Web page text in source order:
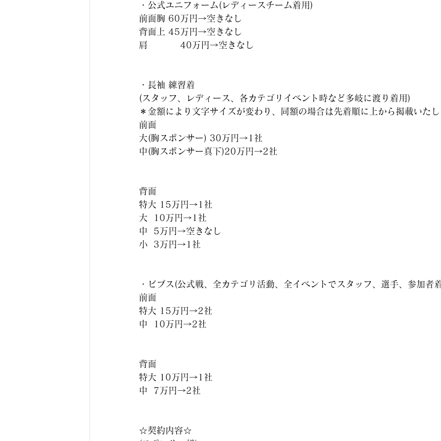
・公式ユニフォーム(レディースチーム着用)
前面胸 60万円→空きなし
背面上 45万円→空きなし
肩           40万円→空きなし
・長袖 練習着
(スタッフ、レディース、各カテゴリイベント時など多岐に渡り着用)
＊金額により文字サイズが変わり、同額の場合は先着順に上から掲載いた
前面
大(胸スポンサー) 30万円→1社
中(胸スポンサー真下)20万円→2社
背面
特大 15万円→1社
大  10万円→1社
中  5万円→空きなし
小  3万円→1社
・ビブス(公式戦、全カテゴリ活動、全イベントでスタッフ、選手、参加者
前面
特大 15万円→2社
中  10万円→2社
背面
特大 10万円→1社
中  7万円→2社
☆契約内容☆